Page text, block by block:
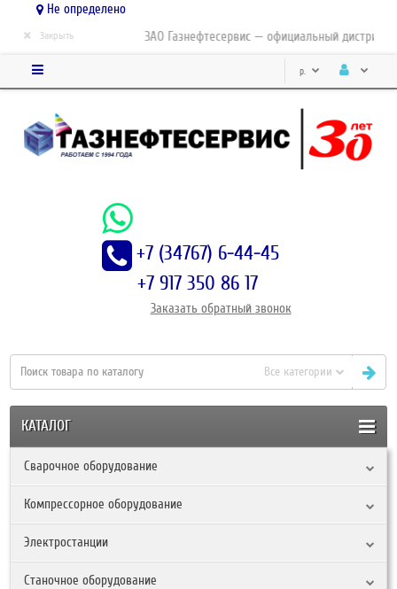
Не определено
ЗАО Газнефтесервис — официальный
× Закрыть
р.
+7 (34767) 6-44-45
+7 917 350 86 17
Заказать обратный звонок
Все категории
КАТАЛОГ
Сварочное оборудование
Компрессорное оборудование
Электростанции
Станочное оборудование